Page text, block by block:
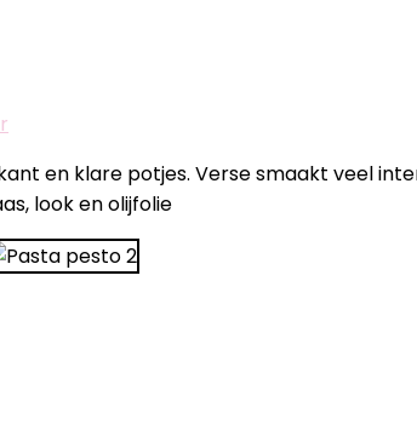
met
verse
pesto
en klare potjes. Verse smaakt veel
look en olijfolie